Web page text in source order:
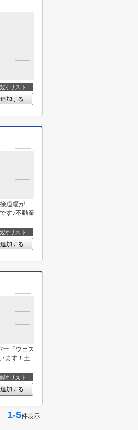
討リスト
追加する
道幅が
す♪不動産
討リスト
追加する
ー「ウェス
ます！土
討リスト
追加する
1-5件表示